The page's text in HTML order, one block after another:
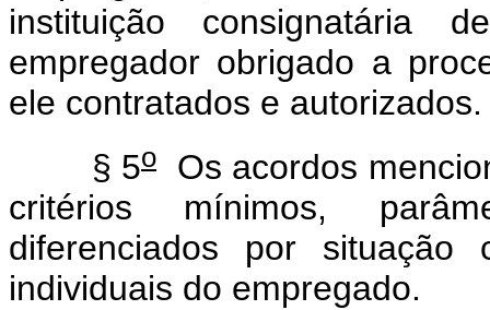
instituição consignatária
empregador obrigado a
ele contratados e autorizados.
§ 5o
Os acordos
critérios mínimos,
diferenciados por situação
individuais do empregado.